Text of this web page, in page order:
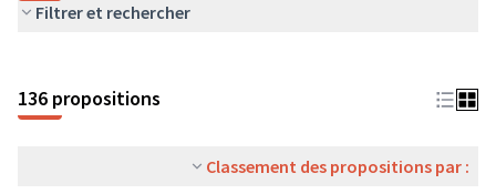
Filtrer et rechercher
136 propositions
Classement des propositions par :